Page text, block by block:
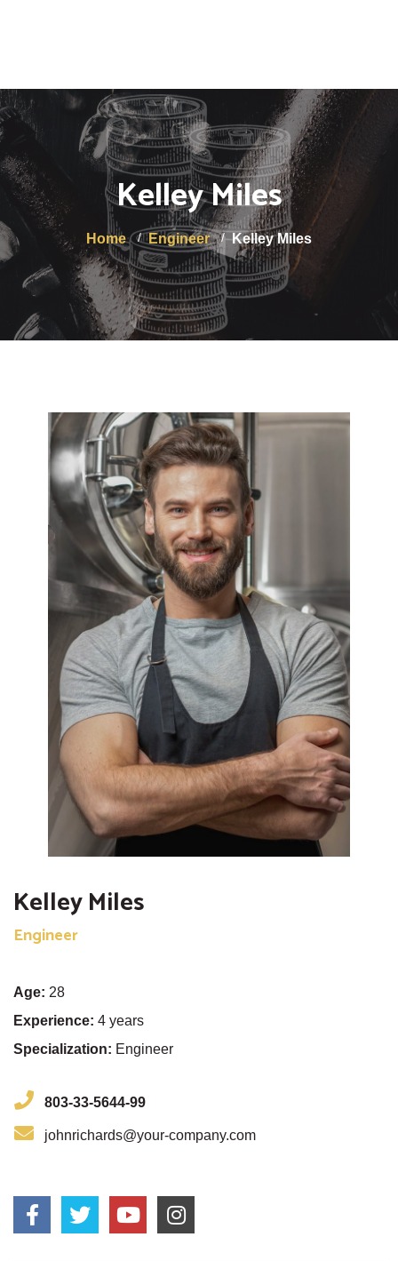
Accueil
La Brasserie
A propos de nous
Boutique
Services aux professionnels
Actualités
Kelley Miles
Home Engineer Kelley Miles
Kelley Miles
Engineer
Age: 28
Experience: 4 years
Specialization: Engineer
803-33-5644-99
johnrichards@your-company.com